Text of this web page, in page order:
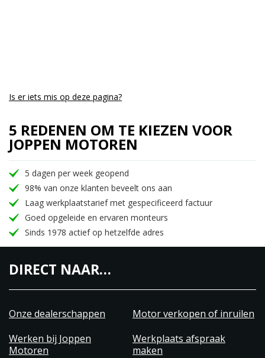
Is er iets mis op deze pagina?
5 REDENEN OM TE KIEZEN VOOR
JOPPEN MOTOREN
5 dagen per week geopend
98% van onze klanten beveelt ons aan
Laag werkplaatstarief met gespecificeerd factuur
Goed opgeleide en ervaren monteurs
Sinds 1978 actief op hetzelfde adres
DIRECT NAAR…
Onze dealerschappen
Motor verkopen of inruilen
Werken bij Joppen
Motoren
Werkplaats afspraak
maken